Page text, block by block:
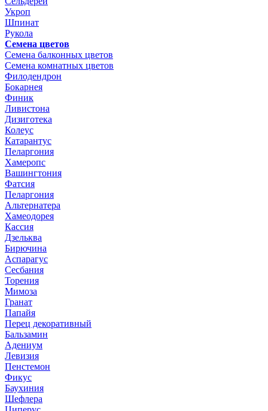
Укроп
Шпинат
Рукола
Семена цветов
Семена балконных цветов
Семена комнатных цветов
Филодендрон
Бокарнея
Финик
Ливистона
Дизиготека
Колеус
Катарантус
Пеларгония
Хамеропс
Вашингтония
Фатсия
Пеларгония
Альтернатера
Хамеодорея
Кассия
Дзельква
Бирючина
Аспарагус
Сесбания
Торения
Мимоза
Гранат
Папайя
Перец декоративный
Бальзамин
Адениум
Левизия
Пенстемон
Фикус
Баухиния
Шефлера